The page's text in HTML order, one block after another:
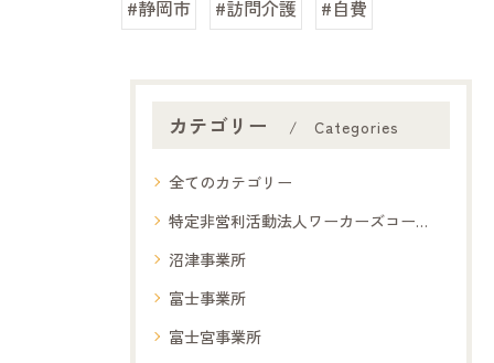
#静岡市 #訪問介護 #自費
カテゴリー Categories
全てのカテゴリー
特定非営利活動法人ワーカーズコープ夢コープ
沼津事業所
富士事業所
富士宮事業所